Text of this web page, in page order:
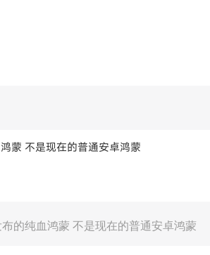
蒙 不是现在的普通安卓鸿蒙
的纯血鸿蒙 不是现在的普通安卓鸿蒙